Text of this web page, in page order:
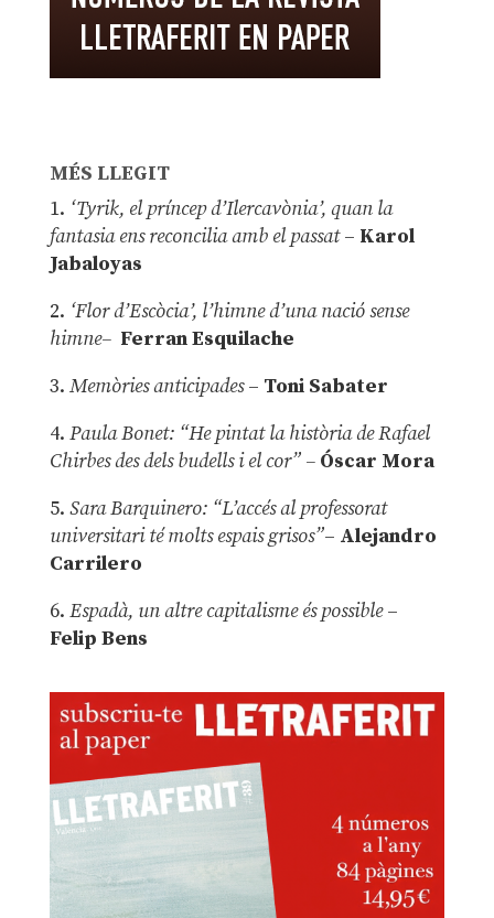
MÉS LLEGIT
1. ‘Tyrik, el príncep d’Ilercavònia’, quan la
fantasia ens reconcilia amb el passat– Karol
Jabaloyas
2. ‘Flor d’Escòcia’, l’himne d’una nació sense
himne– Ferran Esquilache
3. Memòries anticipades– Toni Sabater
4. Paula Bonet: “He pintat la història de Rafael
Chirbes des dels budells i el cor” –Óscar Mora
5. Sara Barquinero: “L’accés al professorat
universitari té molts espais grisos”– Alejandro
Carrilero
6. Espadà, un altre capitalisme és possible –
Felip Bens